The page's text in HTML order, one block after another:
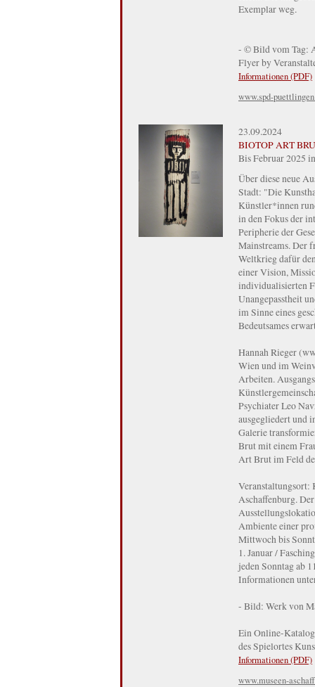
Exemplar weg.
- © Bild vom Tag:
Flyer by
Informationen (PDF)
www.spd-
23.09.2024
BIOTOP ART
Bis Februar 2025
Über diese neue
Stadt: "Die
Künstler*innen
in den Fokus der
Peripherie der
Mainstreams. Der
Weltkrieg dafür
einer Vision,
individualisierten
Unangepasstheit
im Sinne eines
Bedeutsames
Hannah Rieger
Wien und im
Arbeiten.
Psychiater Leo
ausgegliedert und
Galerie
Brut mit einem
Art Brut im Feld
Veranstaltungsort:
Aschaffenburg.
Ambiente einer
Mittwoch bis
1. Januar /
jeden Sonntag ab
Informationen
- Bild: Werk von
Ein Online-
des Spielortes
Informationen (PDF)
www.museen-